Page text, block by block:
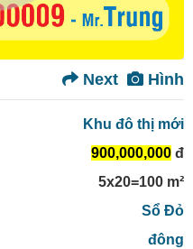
Hình
Next
Khu đô thị mới
900,000,000 đ
5x20=100 m²
Sổ Đỏ
đông